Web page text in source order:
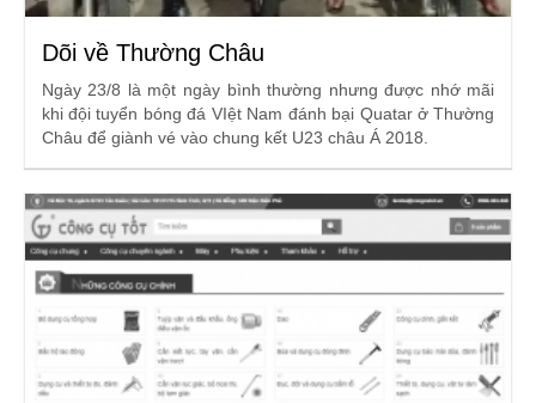
Dõi về Thường Châu
Ngày 23/8 là một ngày bình thường nhưng được nhớ mãi
khi đội tuyển bóng đá VIệt Nam đánh bại Quatar ở Thường
Châu để giành vé vào chung kết U23 châu Á 2018.